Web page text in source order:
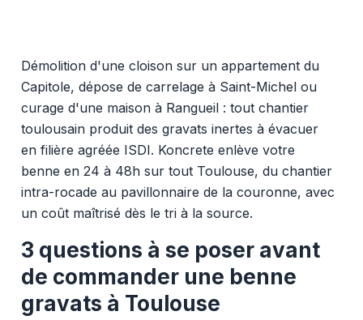
Démolition d'une cloison sur un appartement du
Capitole, dépose de carrelage à Saint-Michel ou
curage d'une maison à Rangueil : tout chantier
toulousain produit des gravats inertes à évacuer
en filière agréée ISDI. Koncrete enlève votre
benne en 24 à 48h sur tout Toulouse, du chantier
intra-rocade au pavillonnaire de la couronne, avec
un coût maîtrisé dès le tri à la source.
3 questions à se poser avant
de commander une benne
gravats à Toulouse